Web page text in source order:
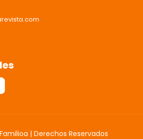
| Derechos Reservados